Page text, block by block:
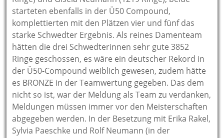
starteten ebenfalls in der Ü50 Compound,
komplettierten mit den Plätzen vier und fünf das
starke Schwedter Ergebnis. Als reines Damenteam
hätten die drei Schwedterinnen sehr gute 3852
Ringe geschossen, es wäre ein deutscher Rekord in
der Ü50-Compound weiblich gewesen, zudem hätte
es BRONZE in der Teamwertung gegeben. Das dem
nicht so ist, war der Meldung als Team zu verdanken,
Meldungen müssen immer vor den Meisterschaften
abgegeben werden. In der Besetzung mit Erika Rakel,
Sylvia Paeschke und Rolf Neumann (in der